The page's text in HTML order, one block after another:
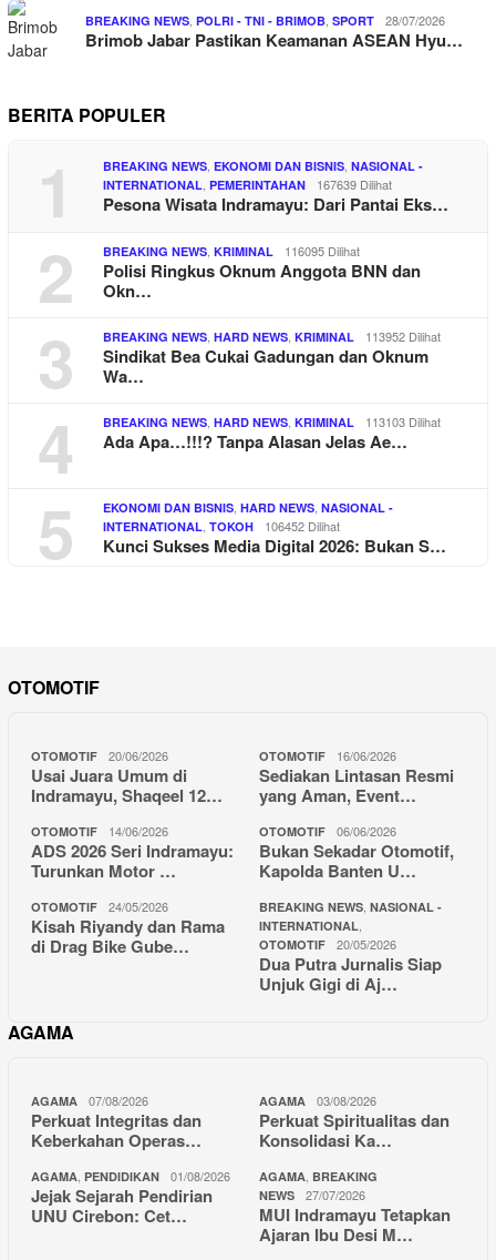
BREAKING NEWS POLRI - TNI - BRIMOB SPORT 28/07/2026
Brimob Jabar Pastikan Keamanan ASEAN Hyu…
BERITA POPULER
1 BREAKING NEWS EKONOMI DAN BISNIS NASIONAL -
INTERNATIONAL PEMERINTAHAN 167639 Dilihat
Pesona Wisata Indramayu: Dari Pantai Eks…
2 BREAKING NEWS KRIMINAL 116095 Dilihat
Polisi Ringkus Oknum Anggota BNN dan
Okn…
3 BREAKING NEWS HARD NEWS KRIMINAL 113952 Dilihat
Sindikat Bea Cukai Gadungan dan Oknum
Wa…
4 BREAKING NEWS HARD NEWS KRIMINAL 113103 Dilihat
Ada Apa…!!!? Tanpa Alasan Jelas Ae…
5 EKONOMI DAN BISNIS HARD NEWS NASIONAL -
INTERNATIONAL TOKOH 106452 Dilihat
Kunci Sukses Media Digital 2026: Bukan S…
OTOMOTIF
OTOMOTIF 20/06/2026
Usai Juara Umum di
Indramayu, Shaqeel 12…
OTOMOTIF 16/06/2026
Sediakan Lintasan Resmi
yang Aman, Event…
OTOMOTIF 14/06/2026
ADS 2026 Seri Indramayu:
Turunkan Motor …
OTOMOTIF 06/06/2026
Bukan Sekadar Otomotif,
Kapolda Banten U…
OTOMOTIF 24/05/2026
Kisah Riyandy dan Rama
di Drag Bike Gube…
BREAKING NEWS NASIONAL -
INTERNATIONAL
OTOMOTIF 20/05/2026
Dua Putra Jurnalis Siap
Unjuk Gigi di Aj…
AGAMA
AGAMA 07/08/2026
Perkuat Integritas dan
Keberkahan Operas…
AGAMA 03/08/2026
Perkuat Spiritualitas dan
Konsolidasi Ka…
AGAMA PENDIDIKAN 01/08/2026
Jejak Sejarah Pendirian
UNU Cirebon: Cet…
AGAMA BREAKING
NEWS
27/07/2026
MUI Indramayu Tetapkan
Ajaran Ibu Desi M…